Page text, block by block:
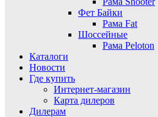
Фет Байки
Рама Fat
Шоссейные
Рама Peloton
Каталоги
Новости
Где купить
Интернет-магазин
Карта дилеров
Дилерам